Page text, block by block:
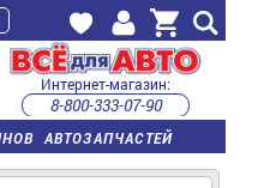
АВТОЗАПЧАСТЕЙ
Интернет-магазин:
8-800-333-07-90
работы с 9:00 до 22:00 (пн-пт)